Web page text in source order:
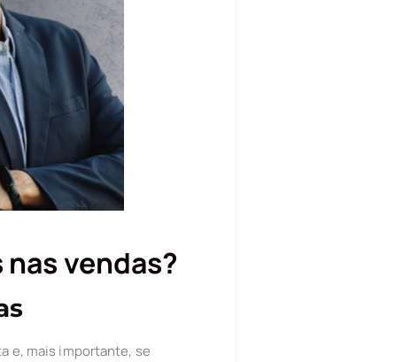
vendas?
e, mais importante, se